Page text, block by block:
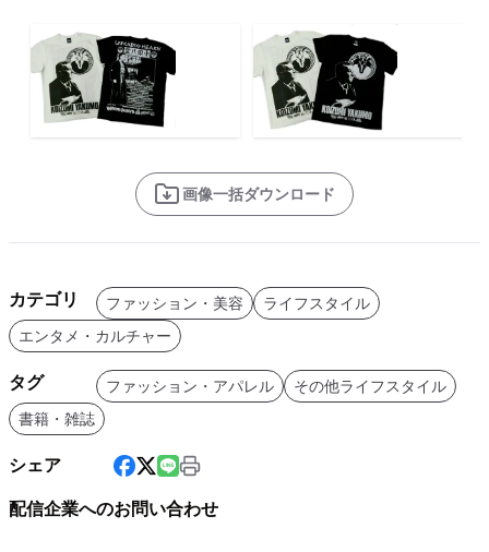
画像一括ダウンロード
カテゴリ ファッション・美容
ライフスタイル
エンタメ・カルチャー
タグ ファッション・アパレル
その他ライフスタイル
書籍・雑誌
シェア
配信企業へのお問い合わせ